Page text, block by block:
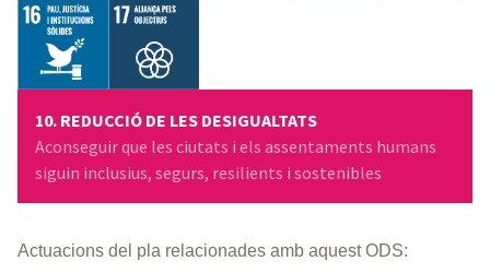
10. REDUCCIÓ DE LES DESIGUALTATS
Aconseguir que les ciutats i els assentaments humans
siguin inclusius, segurs, resilients i sostenibles
Actuacions del pla relacionades amb aquest ODS: